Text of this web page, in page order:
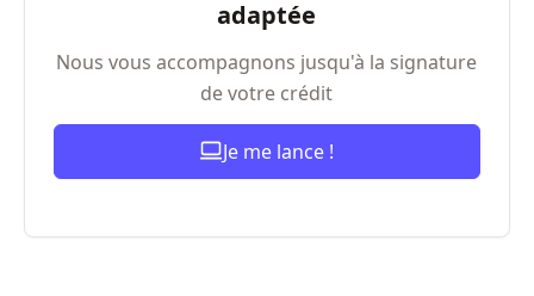
adaptée
Nous vous accompagnons jusqu'à la signature
de votre crédit
Je me lance !